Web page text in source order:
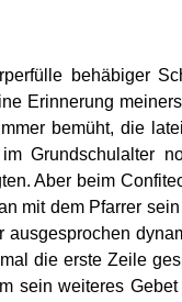
behäbiger
Erinnerung
bemüht, die
Grundschulalter
Aber beim
mit dem Pfarrer
die erste Zeile
sein weiteres